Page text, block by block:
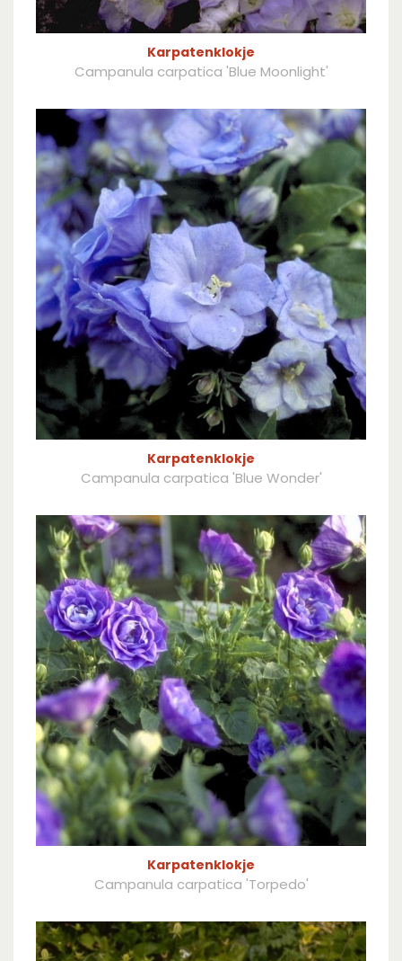
Karpatenklokje
Campanula carpatica 'Blue Moonlight'
Karpatenklokje
Campanula carpatica 'Blue Wonder'
Karpatenklokje
Campanula carpatica 'Torpedo'